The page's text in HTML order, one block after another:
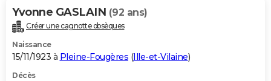
Yvonne GASLAIN (92 ans)
Créer une cagnotte obsèques
Naissance
15/11/1923 à Pleine-Fougères (Ille-et-Vilaine)
Décès